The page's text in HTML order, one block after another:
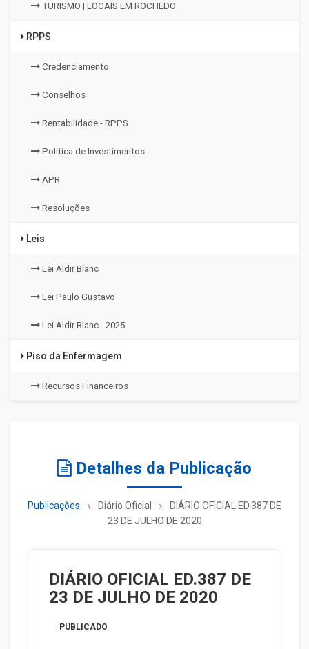
TURISMO | LOCAIS EM ROCHEDO
RPPS
Credenciamento
Conselhos
Rentabilidade - RPPS
Politica de Investimentos
APR
Resoluções
Leis
Lei Aldir Blanc
Lei Paulo Gustavo
Lei Aldir Blanc - 2025
Piso da Enfermagem
Recursos Financeiros
Detalhes da Publicação
Publicações Diário Oficial
DIÁRIO OFICIAL ED.387 DE
23 DE JULHO DE 2020
DIÁRIO OFICIAL ED.387 DE
23 DE JULHO DE 2020
PUBLICADO